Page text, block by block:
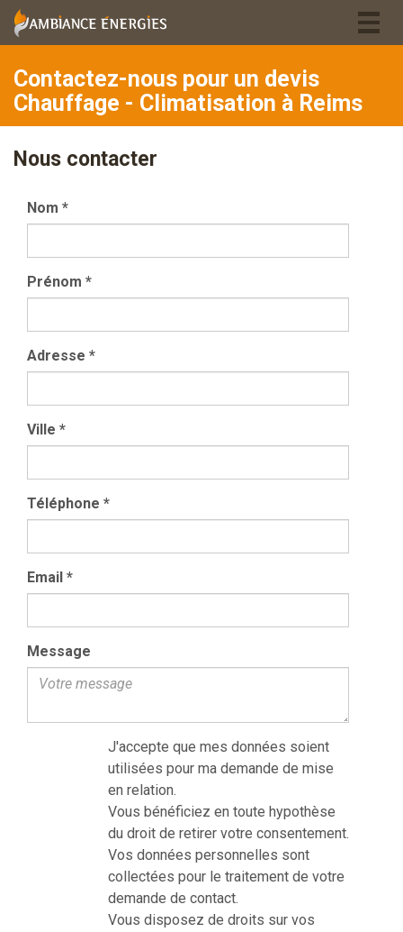
Contactez-nous pour un devis
Chauffage - Climatisation à Reims
Nous contacter
Nom *
Prénom *
Adresse *
Ville *
Téléphone *
Email *
Message
J'accepte que mes données soient
utilisées pour ma demande de mise
en relation.
Vous bénéficiez en toute hypothèse
du droit de retirer votre consentement.
Vos données personnelles sont
collectées pour le traitement de votre
demande de contact.
Vous disposez de droits sur vos